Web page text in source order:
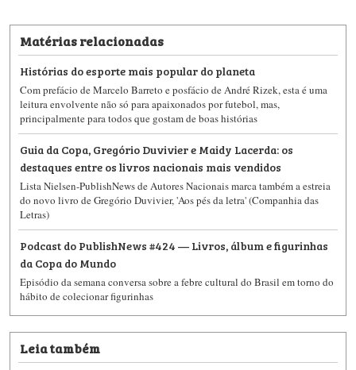
Matérias relacionadas
Histórias do esporte mais popular do planeta
Com prefácio de Marcelo Barreto e posfácio de André Rizek, esta é uma
leitura envolvente não só para apaixonados por futebol, mas,
principalmente para todos que gostam de boas histórias
Guia da Copa, Gregório Duvivier e Maidy Lacerda: os
destaques entre os livros nacionais mais vendidos
Lista Nielsen-PublishNews de Autores Nacionais marca também a estreia
do novo livro de Gregório Duvivier, 'Aos pés da letra' (Companhia das
Letras)
Podcast do PublishNews #424 — Livros, álbum e figurinhas
da Copa do Mundo
Episódio da semana conversa sobre a febre cultural do Brasil em torno do
hábito de colecionar figurinhas
Leia também